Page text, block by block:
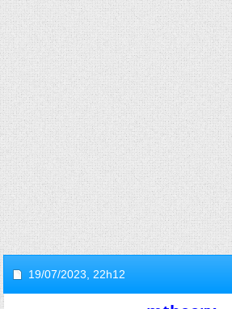
19/07/2023, 22h12